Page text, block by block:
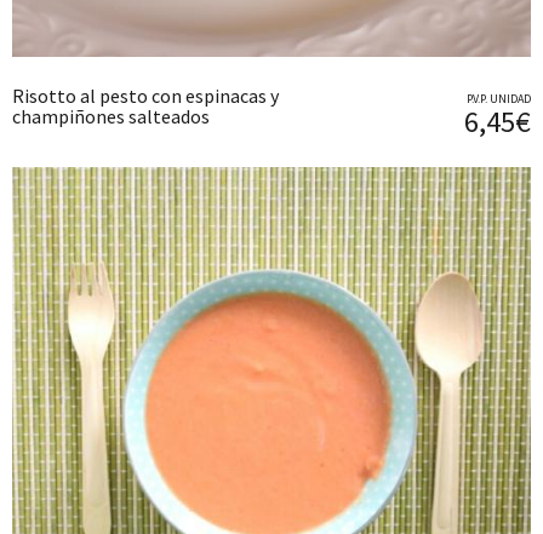
Risotto al pesto con espinacas y
champiñones salteados
P.V.P. UNIDAD
6,45€